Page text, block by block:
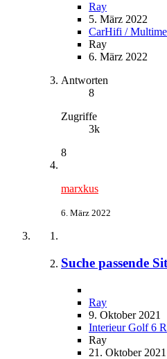
Ray
5. März 2022
CarHifi /
Ray
6. März 2022
Antworten
8
Zugriffe
3k
8
marxkus
6. März 2022
Suche passende
Ray
9. Oktober 2021
Interieur Golf 6 R
Ray
21. Oktober 2021